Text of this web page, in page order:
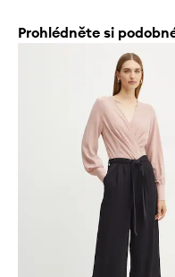
Prohlédněte si